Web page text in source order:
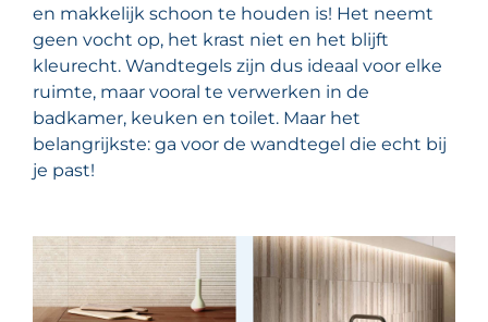
en makkelijk schoon te houden is! Het neemt
geen vocht op, het krast niet en het blijft
kleurecht. Wandtegels zijn dus ideaal voor elke
ruimte, maar vooral te verwerken in de
badkamer, keuken en toilet. Maar het
belangrijkste: ga voor de wandtegel die echt bij
je past!